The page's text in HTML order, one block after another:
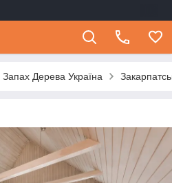
Запах Дерева Україна